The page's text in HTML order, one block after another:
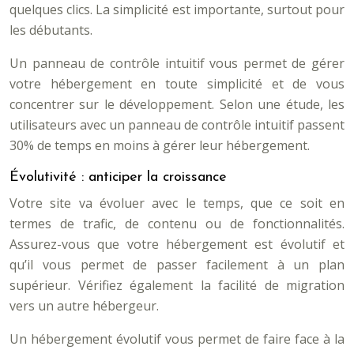
quelques clics. La simplicité est importante, surtout pour
les débutants.
Un panneau de contrôle intuitif vous permet de gérer
votre hébergement en toute simplicité et de vous
concentrer sur le développement. Selon une étude, les
utilisateurs avec un panneau de contrôle intuitif passent
30% de temps en moins à gérer leur hébergement.
Évolutivité : anticiper la croissance
Votre site va évoluer avec le temps, que ce soit en
termes de trafic, de contenu ou de fonctionnalités.
Assurez-vous que votre hébergement est évolutif et
qu’il vous permet de passer facilement à un plan
supérieur. Vérifiez également la facilité de migration
vers un autre hébergeur.
Un hébergement évolutif vous permet de faire face à la